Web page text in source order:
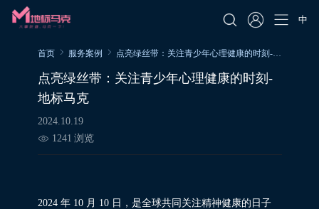
中
首页 服务案例 点亮绿丝带：关注青少年心理健康的时刻-地标马克
点亮绿丝带：关注青少年心理健康的时刻-
地标马克
2024.10.19
1241 浏览
2024 年 10 月 10 日，是全球共同关注精神健康的日子